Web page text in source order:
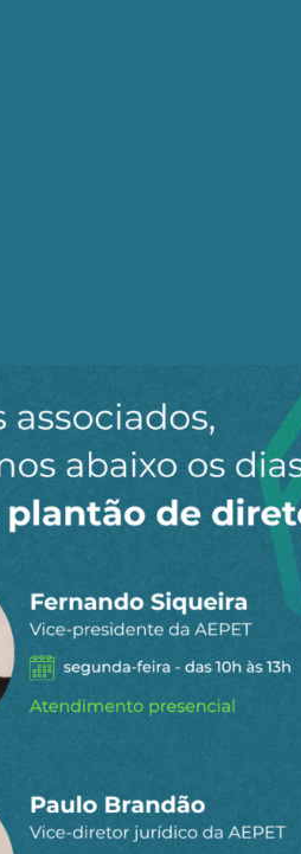
do
os principais
em “Cadastrar” você aceita receber
pública no nosso país?
um pouco. A sanha
com facções da extrema
e no brilho opaco dos
os cérebros. Você
hoje, é o ensaio geral
vão se pôr em movimento
Donald Trump enfrentou
em liberdade de
com as rosnadas do
do século 21 redobrou
usar aqui as palavras do
Bollinger não está mais à